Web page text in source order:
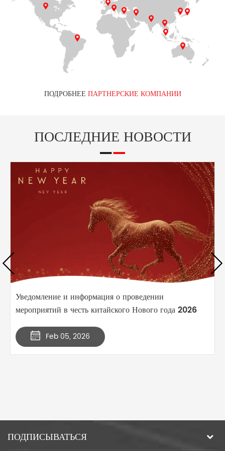
Nissan и т. Д.
ПОДРОБНЕЕ ПАРТНЕРСКИЕ КОМПАНИИ
ПОСЛЕДНИЕ НОВОСТИ
Уведомление и информация о проведении
мероприятий в честь китайского Нового года 2026
Feb 05, 2026
ПОДПИСЫВАТЬСЯ